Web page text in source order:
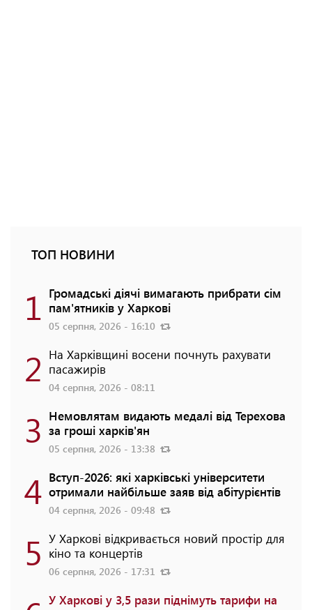
ТОП НОВИНИ
1 Громадські діячі вимагають прибрати сім
пам'ятників у Харкові
05 серпня, 2026 - 16:10
2 На Харківщині восени почнуть рахувати
пасажирів
04 серпня, 2026 - 08:11
3 Немовлятам видають медалі від Терехова
за гроші харків'ян
05 серпня, 2026 - 13:38
4 Вступ-2026: які харківські університети
отримали найбільше заяв від абітурієнтів
04 серпня, 2026 - 09:48
5 У Харкові відкривається новий простір для
кіно та концертів
06 серпня, 2026 - 17:31
У Харкові у 3,5 рази піднімуть тарифи на